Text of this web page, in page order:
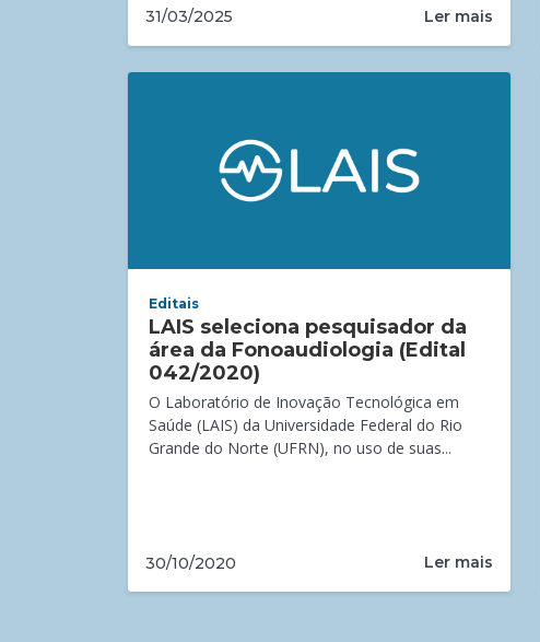
31/03/2025 Ler mais
Editais
LAIS seleciona pesquisador da
área da Fonoaudiologia (Edital
042/2020)
O Laboratório de Inovação Tecnológica em
Saúde (LAIS) da Universidade Federal do Rio
Grande do Norte (UFRN), no uso de suas...
30/10/2020 Ler mais